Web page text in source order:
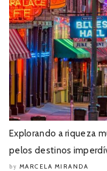
Explorando a riqueza
pelos destinos
by MARCELA MIRANDA